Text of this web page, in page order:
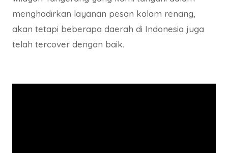
menghadirkan layanan pesan kolam renang,
akan tetapi beberapa daerah di Indonesia juga
telah tercover dengan baik.